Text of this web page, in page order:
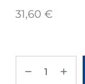
31,60 €